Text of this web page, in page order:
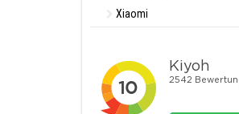
Xiaomi